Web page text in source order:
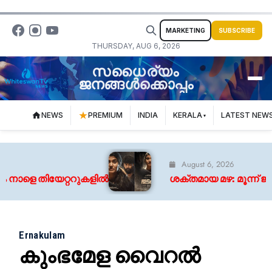
THURSDAY, AUG 6, 2026
MARKETING SUBSCRIBE
സധൈര്യം
ജനങ്ങൾക്കൊപ്പം
NEWS PREMIUM INDIA KERALA LATEST
തിയേറ്ററുകളിൽ
August 6, 2026
ശക്തമായ മഴ: മൂന്ന്
Ernakulam
കുംഭമേള വൈറൽ